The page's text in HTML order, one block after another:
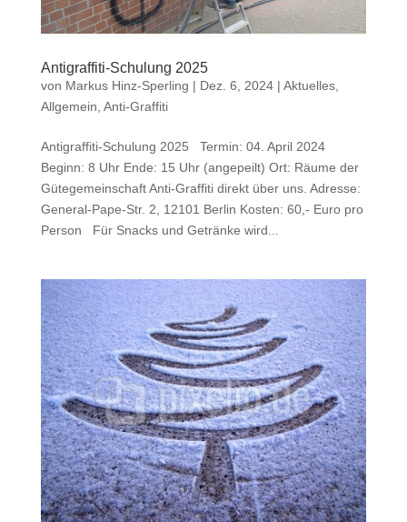
Antigraffiti-Schulung 2025
von Markus Hinz-Sperling | Dez. 6, 2024| Aktuelles,
Allgemein Anti-Graffiti
Antigraffiti-Schulung 2025 Termin: 04. April 2024
Beginn: 8 Uhr Ende: 15 Uhr (angepeilt) Ort: Räume der
Gütegemeinschaft Anti-Graffiti direkt über uns. Adresse:
General-Pape-Str. 2, 12101 Berlin Kosten: 60,- Euro pro
Person Für Snacks und Getränke wird...